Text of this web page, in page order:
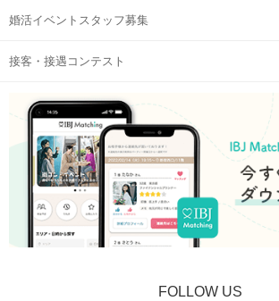
婚活イベントスタッフ募集
接客・接遇コンテスト
FOLLOW US